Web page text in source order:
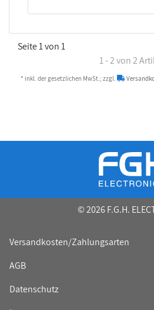
Seite 1 von 1
1 - 2 von 2
* inkl. der gesetzlichen MwSt.; zzgl.
© 2026 F.G.H.
Versandkosten/Zahlungsarten
AGB
Datenschutz